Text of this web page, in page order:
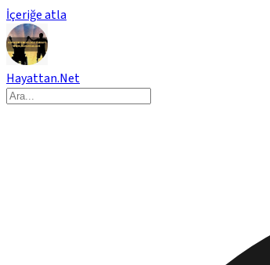
İçeriğe atla
Hayattan.Net